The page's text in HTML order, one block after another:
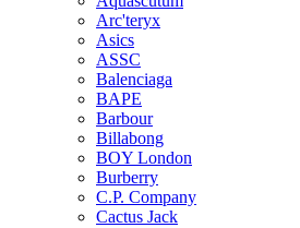
Arc'teryx
Asics
ASSC
Balenciaga
BAPE
Barbour
Billabong
BOY London
Burberry
C.P. Company
Cactus Jack